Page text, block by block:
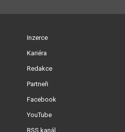
Inzerce
Kariéra
Redakce
Partneři
Facebook
YouTube
RSS kanál